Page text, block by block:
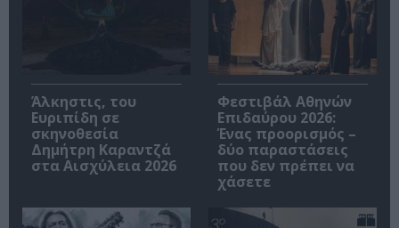
Άλκηστις, του
Ευριπίδη σε
σκηνοθεσία
Δημήτρη Καραντζά
στα Αισχύλεια 2026
Φεστιβάλ Αθηνών
Επιδαύρου 2026:
Ένας προορισμός –
δύο παραστάσεις
που δεν πρέπει να
χάσετε